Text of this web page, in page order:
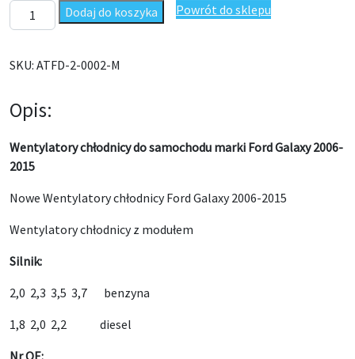
ilość Wentylatory chłodnicy Ford Galaxy 2006-2015
Dodaj do koszyka Powrót do sklepu
SKU: ATFD-2-0002-M
Opis:
Wentylatory chłodnicy do samochodu marki Ford Galaxy 2006-
2015
Nowe Wentylatory chłodnicy Ford Galaxy 2006-2015
Wentylatory chłodnicy z modułem
Silnik:
2,0 2,3 3,5 3,7 benzyna
1,8 2,0 2,2 diesel